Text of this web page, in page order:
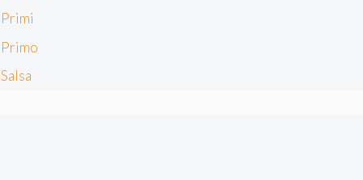
tecnici.
Primi
Primo
Salsa